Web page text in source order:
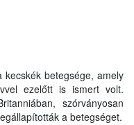
betegsége, amely
ezelőtt is ismert volt.
szórványosan
a betegséget.